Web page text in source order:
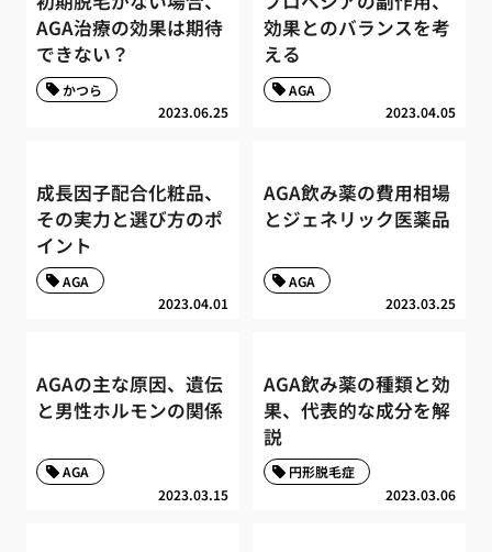
AGA治療の効果は期待
できない？
2023.06.25
かつら
効果とのバランスを考
える
2023.04.05
AGA
成長因子配合化粧品、
その実力と選び方のポ
イント
2023.04.01
AGA
AGA飲み薬の費用相場
とジェネリック医薬品
2023.03.25
AGA
AGAの主な原因、遺伝
と男性ホルモンの関係
2023.03.15
AGA
AGA飲み薬の種類と効
果、代表的な成分を解
説
2023.03.06
円形脱毛症